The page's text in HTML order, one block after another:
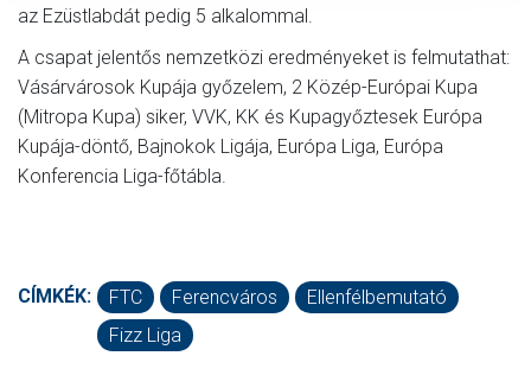
az Ezüstlabdát pedig 5 alkalommal.
A csapat jelentős nemzetközi eredményeket is felmutathat:
Vásárvárosok Kupája győzelem, 2 Közép-Európai Kupa
(Mitropa Kupa) siker, VVK, KK és Kupagyőztesek Európa
Kupája-döntő, Bajnokok Ligája, Európa Liga, Európa
Konferencia Liga-főtábla.
CÍMKÉK: FTC Ferencváros
Ellenfélbemutató
Fizz Liga